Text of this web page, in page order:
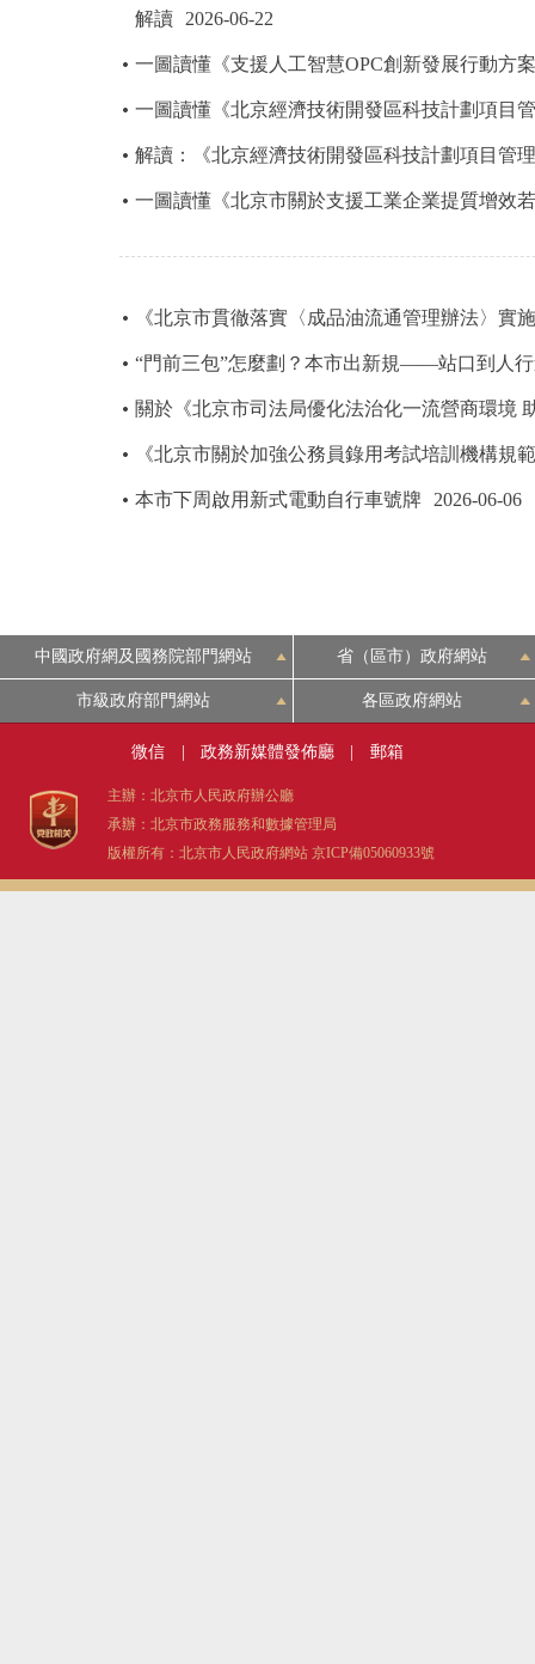
綠色北京
DEUTSCH
解讀 2026-06-22
一圖讀懂《支援人工智慧OPC創新發展行動方
一圖讀懂《北京經濟技術開發區科技計劃項目
解讀：《北京經濟技術開發區科技計劃項目管
一圖讀懂《北京市關於支援工業企業提質增效
《北京市貫徹落實〈成品油流通管理辦法〉實
“門前三包”怎麼劃？本市出新規——站口到人行
關於《北京市司法局優化法治化一流營商環境
《北京市關於加強公務員錄用考試培訓機構規
本市下周啟用新式電動自行車號牌 2026-06-06
中國政府網及國務院部門網站 省（區市）政府網站
市級政府部門網站 各區政府網站
微信 政務新媒體發佈廳 郵箱
主辦：北京市人民政府辦公廳
承辦：北京市政務服務和數據管理局
版權所有：北京市人民政府網站 京ICP備05060933號